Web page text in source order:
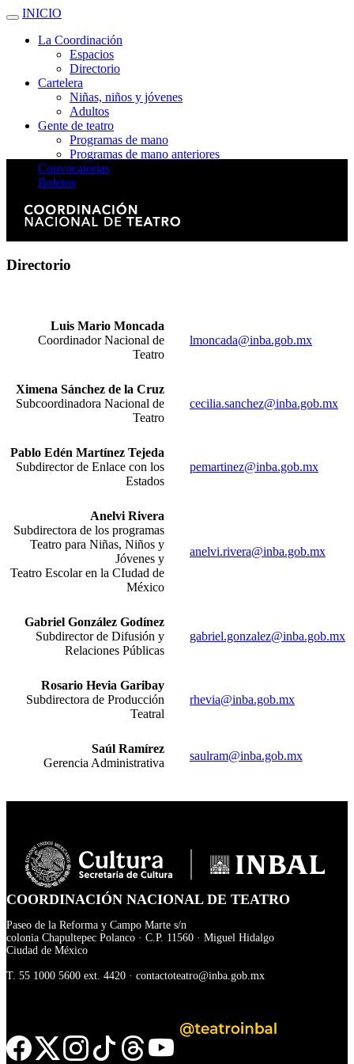
INICIO
La Coordinación
Espacios
Directorio
Cartelera
Niñas, niños y jóvenes
Adultos
Gente de teatro
Programas de mano
Programas de mano anteriores
Convocatorias
Boletos
Directorio
Luis Mario Moncada
Coordinador Nacional de
Teatro
lmoncada@inba.gob.mx
Ximena Sánchez de la Cruz
Subcoordinadora Nacional de
Teatro
cecilia.sanchez@inba.gob.mx
Pablo Edén Martínez Tejeda
Subdirector de Enlace con los
Estados
pemartinez@inba.gob.mx
Anelvi Rivera
Subdirectora de los programas
Teatro para Niñas, Niños y
Jóvenes y
Teatro Escolar en la CIudad de
México
anelvi.rivera@inba.gob.mx
Gabriel González Godínez
Subdirector de Difusión y
Relaciones Públicas
gabriel.gonzalez@inba.gob.mx
Rosario Hevia Garibay
Subdirectora de Producción
Teatral
rhevia@inba.gob.mx
Saúl Ramírez
Gerencia Administrativa
saulram@inba.gob.mx
COORDINACIÓN NACIONAL DE TEATRO
Paseo de la Reforma y Campo Marte s/n
colonia Chapultepec Polanco · C.P. 11560 · Miguel Hidalgo
Ciudad de México
T. 55 1000 5600 ext. 4420 · contactoteatro@inba.gob.mx